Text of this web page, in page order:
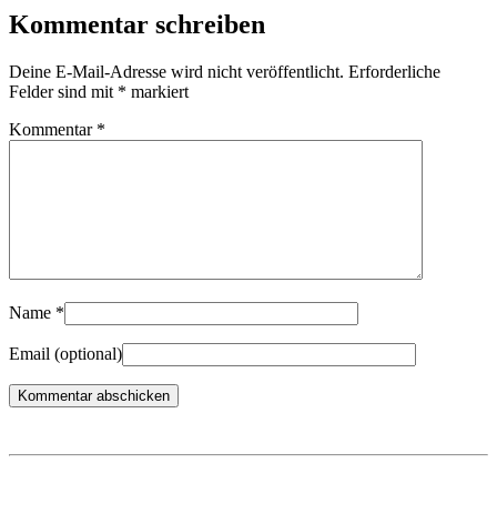
Kommentar schreiben
Deine E-Mail-Adresse wird nicht veröffentlicht. Erforderliche
Felder sind mit * markiert
Kommentar *
Name *
Email (optional)